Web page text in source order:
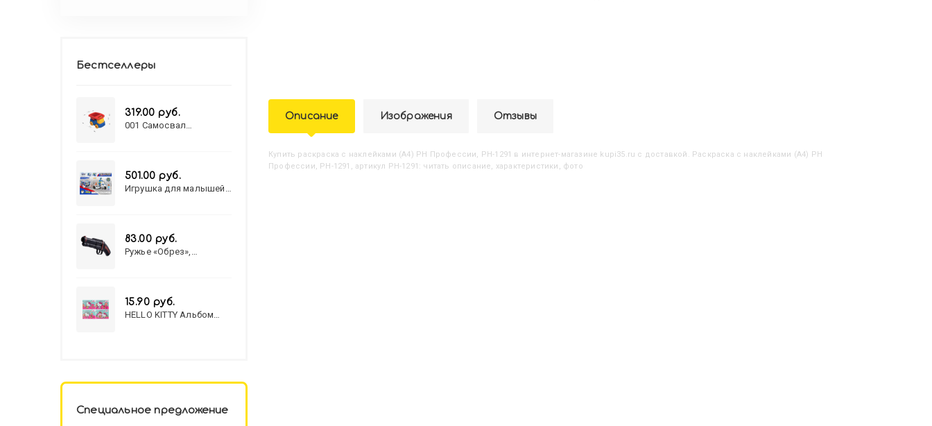
Описание Изображения Отзывы
Купить Раскраска с наклейками (А4) РН Профессии, РН-1291 в интернет-магазине kupi35.ru с доставкой. Раскраска с наклейками (А4) РН
Профессии, РН-1291, артикул РН-1291: читать описание, характеристики, фото
Бестселлеры
319.00 руб.
001 Самосвал
501.00 руб.
Игрушка для малышей
83.00 руб.
Ружье «Обрез»,
15.90 руб.
HELLO KITTY Альбом
Специальное предложение